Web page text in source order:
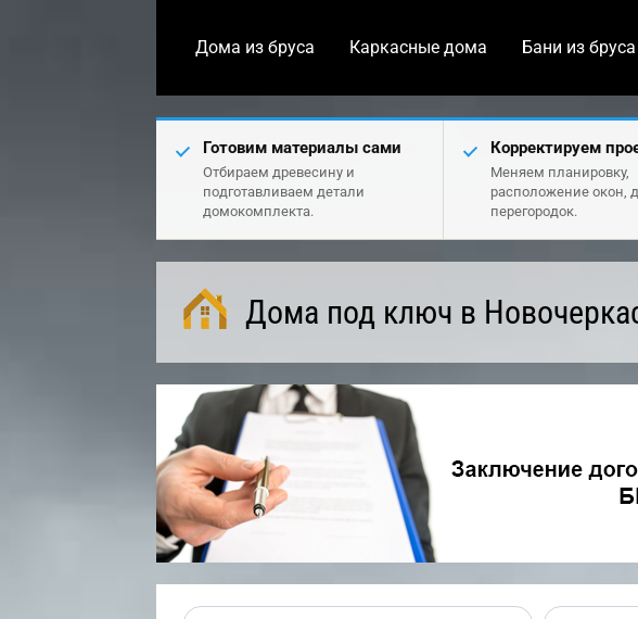
Дома из бруса Каркасные дома Бани из бруса
Готовим материалы сами
Отбираем древесину и
подготавливаем детали
домокомплекта.
Корректируем
Меняем планировку,
расположение окон,
перегородок.
Дома под ключ в